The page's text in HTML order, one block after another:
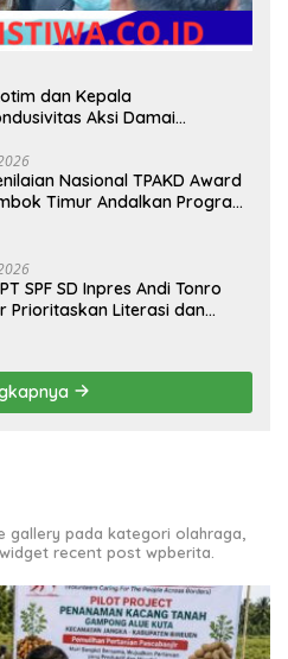
dan Kepala
Aksi Damai
Nasional TPAKD Award
Timur Andalkan Program
SPF SD Inpres Andi Tonro
Prioritaskan Literasi dan
pada kategori olahraga,
recent post wpberita.